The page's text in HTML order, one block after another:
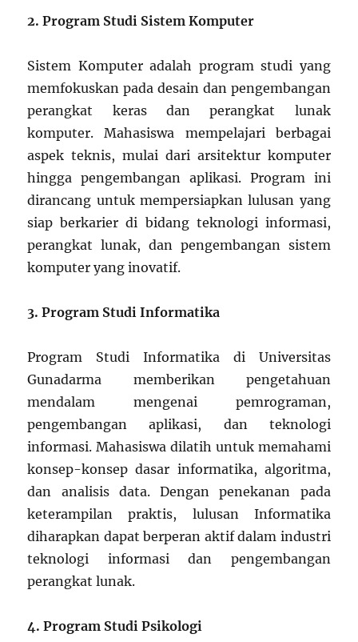
2. Program Studi Sistem Komputer
Sistem Komputer adalah program studi yang
memfokuskan pada desain dan pengembangan
perangkat keras dan perangkat lunak
komputer. Mahasiswa mempelajari berbagai
aspek teknis, mulai dari arsitektur komputer
hingga pengembangan aplikasi. Program ini
dirancang untuk mempersiapkan lulusan yang
siap berkarier di bidang teknologi informasi,
perangkat lunak, dan pengembangan sistem
komputer yang inovatif.
3. Program Studi Informatika
Program Studi Informatika di Universitas
Gunadarma memberikan pengetahuan
mendalam mengenai pemrograman,
pengembangan aplikasi, dan teknologi
informasi. Mahasiswa dilatih untuk memahami
konsep-konsep dasar informatika, algoritma,
dan analisis data. Dengan penekanan pada
keterampilan praktis, lulusan Informatika
diharapkan dapat berperan aktif dalam industri
teknologi informasi dan pengembangan
perangkat lunak.
4. Program Studi Psikologi